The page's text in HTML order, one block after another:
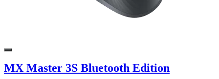
MX Master 3S Bluetooth Edition